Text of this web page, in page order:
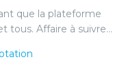
que la plateforme
tous. Affaire à suivre…